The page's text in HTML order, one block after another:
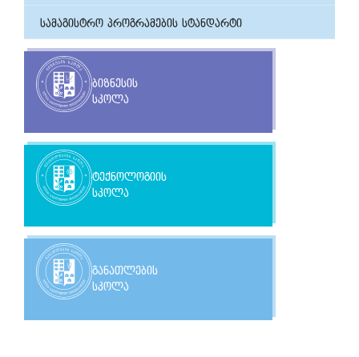
სამაგისტრო პროგრამების სტანდარტი
ბიზნესის
სკოლა
ტექნოლოგიის
სკოლა
განათლების
სკოლა